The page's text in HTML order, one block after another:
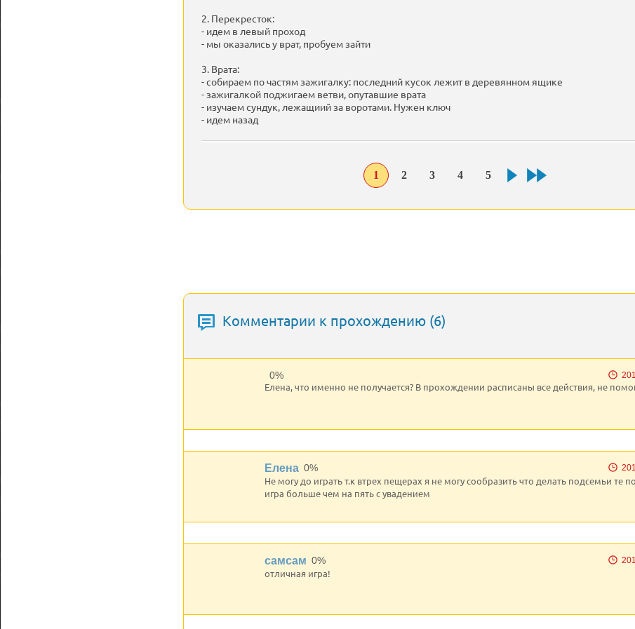
2. Перекресток:
- идем в левый проход
- мы оказались у врат, пробуем зайти
3. Врата:
- собираем по частям зажигалку: последний кусок лежит в деревянном ящике
- зажигалкой поджигаем ветви, опутавшие врата
- изучаем сундук, лежащиий за воротами. Нужен ключ
- идем назад
1 2 3 4 5
Комментарии к прохождению (6)
0%
Елена, что именно не получается? В прохождении расписаны все действия, не
Елена 0%
Не могу до играть т.к втрех пещерах я не могу сообразить что делать подсемьи те
игра больше чем на пять с увадением
самсам 0%
отличная игра!